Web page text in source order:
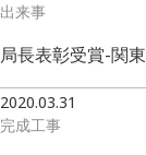
出来事
局長表彰受賞-関
2020.03.31
完成工事